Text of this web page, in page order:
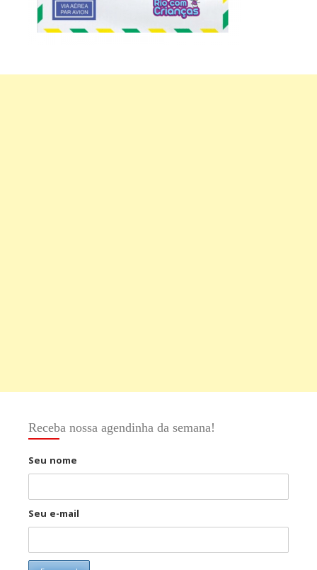
Receba nossa agendinha da semana!
Seu nome
Seu e-mail